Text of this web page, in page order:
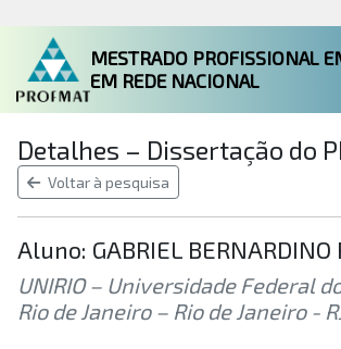
MESTRADO PROFISSIONAL
EM REDE NACIONAL
Detalhes – Dissertação do
Voltar à pesquisa
Aluno: GABRIEL BERNARDINO
UNIRIO – Universidade Federal
Rio de Janeiro – Rio de Janeiro -